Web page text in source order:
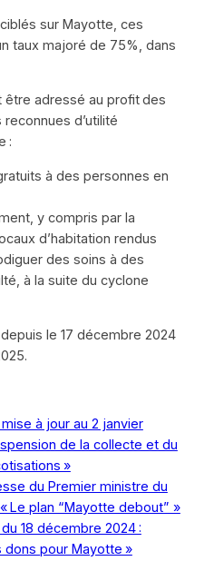
sur Mayotte, ces
taux majoré de 75%, dans
adressé au profit des
d’utilité
:
à des personnes en
y compris par la
d’habitation rendus
des soins à des
à la suite du cyclone
le 17 décembre 2024
à jour au 2 janvier
de la collecte et du
»
du Premier ministre du
Le plan “Mayotte debout” »
18 décembre 2024 :
dons pour Mayotte »